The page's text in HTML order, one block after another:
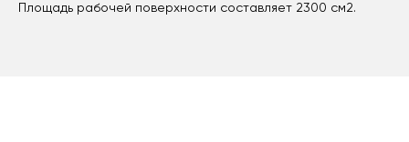
Площадь рабочей поверхности составляет 2300 см2.